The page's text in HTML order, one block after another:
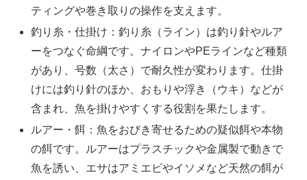
ティングや巻き取りの操作を支えます。
釣り糸・仕掛け：釣り糸（ライン）は釣り針やルア
ーをつなぐ命綱です。ナイロンやPEラインなど種類
があり、号数（太さ）で耐久性が変わります。仕掛
けには釣り針のほか、おもりや浮き（ウキ）などが
含まれ、魚を掛けやすくする役割を果たします。
ルアー・餌：魚をおびき寄せるための疑似餌や本物
の餌です。ルアーはプラスチックや金属製で動きで
魚を誘い、エサはアミエビやイソメなど天然の餌が